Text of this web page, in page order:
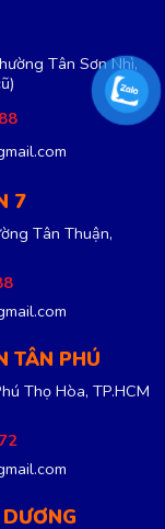
PHÚ
Bình Dương,
BAY VIỆT MỸ.